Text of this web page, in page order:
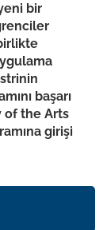
bir
başarı
of the Arts
girişi